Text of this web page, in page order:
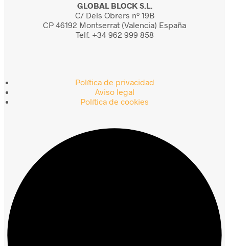
GLOBAL BLOCK S.L.
C/ Dels Obrers nº 19B
CP 46192 Montserrat (Valencia) España
Telf. +34 962 999 858
Política de privacidad
Aviso legal
Política de cookies